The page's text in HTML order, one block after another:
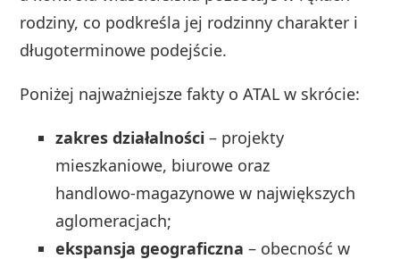
rodziny, co podkreśla jej rodzinny charakter i
długoterminowe podejście.
Poniżej najważniejsze fakty o ATAL w skrócie:
zakres działalności – projekty
mieszkaniowe, biurowe oraz
handlowo‑magazynowe w największych
aglomeracjach;
ekspansja geograficzna – obecność w